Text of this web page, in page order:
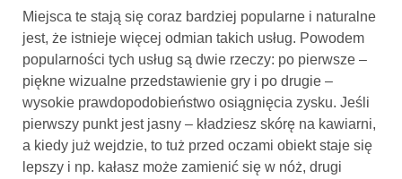
Miejsca te stają się coraz bardziej popularne i naturalne
jest, że istnieje więcej odmian takich usług. Powodem
popularności tych usług są dwie rzeczy: po pierwsze –
piękne wizualne przedstawienie gry i po drugie –
wysokie prawdopodobieństwo osiągnięcia zysku. Jeśli
pierwszy punkt jest jasny – kładziesz skórę na kawiarni,
a kiedy już wejdzie, to tuż przed oczami obiekt staje się
lepszy i np. kałasz może zamienić się w nóż, drugi